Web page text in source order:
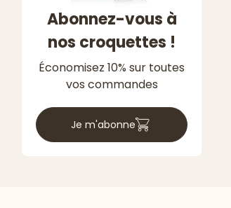
Abonnez-vous à
nos croquettes !
Économisez 10% sur toutes
vos commandes
Je m'abonne